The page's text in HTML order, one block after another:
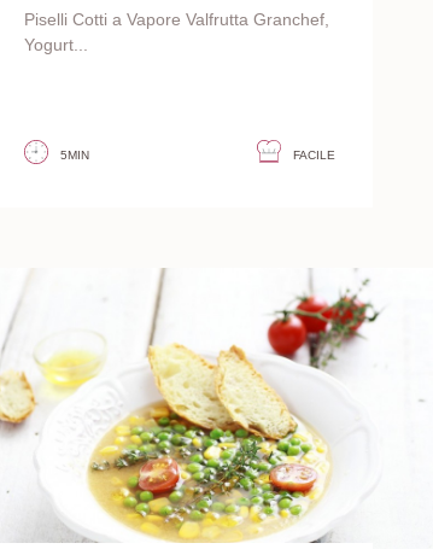
Piselli Cotti a Vapore Valfrutta Granchef,
Yogurt...
5MIN FACILE